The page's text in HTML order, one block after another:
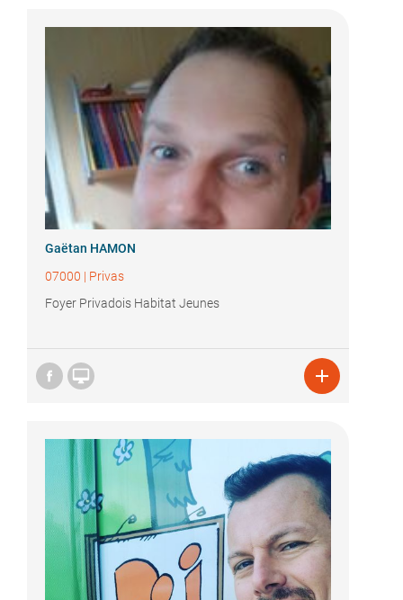
Gaëtan HAMON
07000 | Privas
Foyer Privadois Habitat Jeunes
 